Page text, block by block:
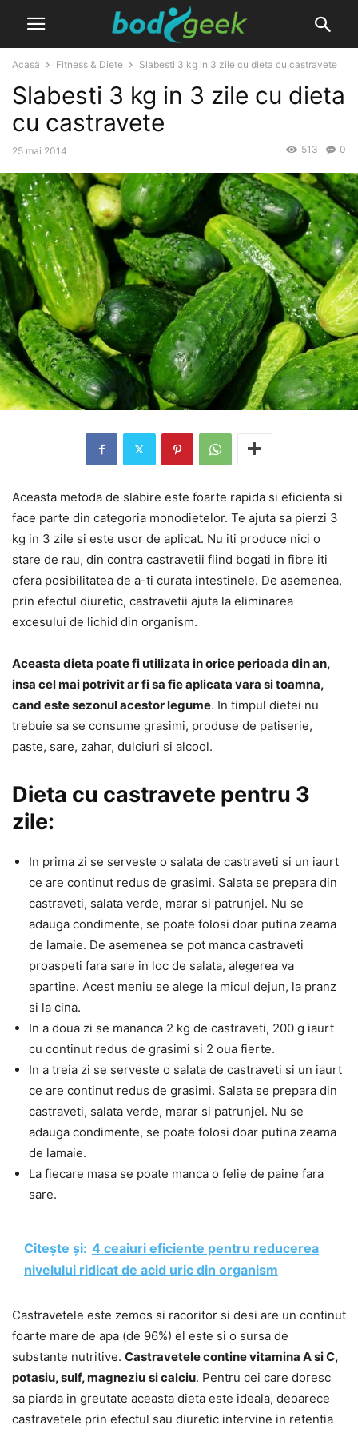
Acasă Fitness & Diete Slabesti 3 kg in 3 zile cu dieta cu castravete
Slabesti 3 kg in 3 zile cu dieta
cu castravete
25 mai 2014 0
513
Aceasta metoda de slabire este foarte rapida si eficienta si
face parte din categoria monodietelor. Te ajuta sa pierzi 3
kg in 3 zile si este usor de aplicat. Nu iti produce nici o
stare de rau, din contra castravetii fiind bogati in fibre iti
ofera posibilitatea de a-ti curata intestinele. De asemenea,
prin efectul diuretic, castravetii ajuta la eliminarea
excesului de lichid din organism.
Aceasta dieta poate fi utilizata in orice perioada din an,
insa cel mai potrivit ar fi sa fie aplicata vara si toamna,
cand este sezonul acestor legume. In timpul dietei nu
trebuie sa se consume grasimi, produse de patiserie,
paste, sare, zahar, dulciuri si alcool.
Dieta cu castravete pentru 3
zile:
In prima zi se serveste o salata de castraveti si un iaurt
ce are continut redus de grasimi. Salata se prepara din
castraveti, salata verde, marar si patrunjel. Nu se
adauga condimente, se poate folosi doar putina zeama
de lamaie. De asemenea se pot manca castraveti
proaspeti fara sare in loc de salata, alegerea va
apartine. Acest meniu se alege la micul dejun, la pranz
si la cina.
In a doua zi se mananca 2 kg de castraveti, 200 g iaurt
cu continut redus de grasimi si 2 oua fierte.
In a treia zi se serveste o salata de castraveti si un iaurt
ce are continut redus de grasimi. Salata se prepara din
castraveti, salata verde, marar si patrunjel. Nu se
adauga condimente, se poate folosi doar putina zeama
de lamaie.
La fiecare masa se poate manca o felie de paine fara
sare.
Citește și: 4 ceaiuri eficiente pentru reducerea
nivelului ridicat de acid uric din organism
Castravetele este zemos si racoritor si desi are un continut
foarte mare de apa (de 96%) el este si o sursa de
substante nutritive. Castravetele contine vitamina A si C,
potasiu, sulf,magneziu si calciu. Pentru cei care doresc
sa piarda in greutate aceasta dieta este ideala, deoarece
castravetele prin efectul sau diuretic intervine in retentia